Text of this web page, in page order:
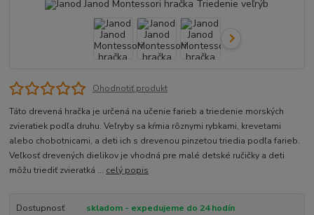
Ohodnotiť produkt
Táto drevená hračka je určená na učenie farieb a triedenie morských
zvieratiek podľa druhu. Veľryby sa kŕmia rôznymi rybkami, krevetami
alebo chobotnicami, a deti ich s drevenou pinzetou triedia podľa farieb.
Veľkosť drevených dielikov je vhodná pre malé detské ručičky a deti
môžu triediť zvieratká ... celý popis
Dostupnosť skladom - expedujeme do 24 hodín